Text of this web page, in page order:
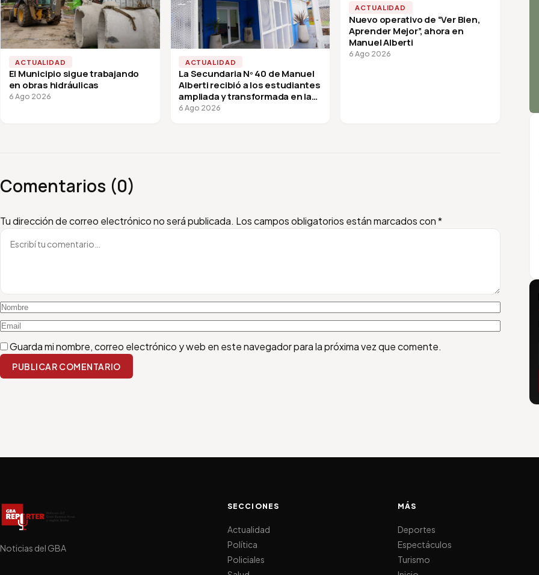
ACTUALIDAD
El Municipio sigue trabajando
en obras hidráulicas
6 Ago 2026
ACTUALIDAD
La Secundaria Nº 40 de Manuel
Alberti recibió a los estudiantes
ampliada y transformada en la
vuelta a clases
6 Ago 2026
ACTUALIDAD
Nuevo operativo de “Ver Bien,
Aprender Mejor”, ahora en
Manuel Alberti
6 Ago 2026
Comentarios (0)
Tu dirección de correo electrónico no será publicada. Los campos obligatorios están marcados con*
Escribí tu comentario
Nombre
Email
Guarda mi nombre, correo electrónico y web en este navegador para la próxima vez que comente.
PUBLICAR COMENTARIO
Noticias del GBA
SECCIONES
Actualidad
Política
Policiales
MÁS
Deportes
Espectáculos
Turismo